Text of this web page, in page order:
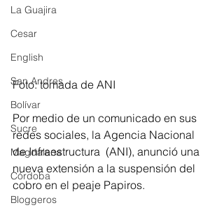
La Guajira
Cesar
English
San Andres
Bolívar
Sucre
Magdalena
Córdoba
Bloggeros
Foto: tomada de ANI
Por medio de un comunicado en sus
redes sociales, la Agencia Nacional
de Infraestructura  (ANI), anunció una
nueva extensión a la suspensión del
cobro en el peaje Papiros.